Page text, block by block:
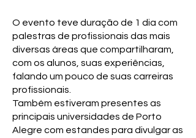
O evento teve duração de 1 dia com
palestras de profissionais das mais
diversas áreas que compartilharam,
com os alunos, suas experiências,
falando um pouco de suas carreiras
profissionais.
​Também estiveram presentes as
principais universidades de Porto
Alegre com estandes para divulgar as